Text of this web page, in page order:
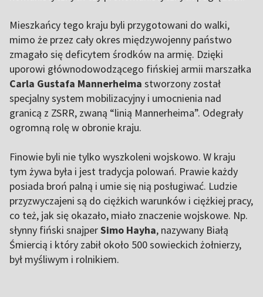
Mieszkańcy tego kraju byli przygotowani do walki,
mimo że przez cały okres międzywojenny państwo
zmagało się deficytem środków na armię. Dzięki
uporowi głównodowodzącego fińskiej armii marszałka
Carla Gustafa Mannerheima stworzony został
specjalny system mobilizacyjny i umocnienia nad
granicą z ZSRR, zwaną “linią Mannerheima”. Odegrały
ogromną rolę w obronie kraju.
Finowie byli nie tylko wyszkoleni wojskowo. W kraju
tym żywa była i jest tradycja polowań. Prawie każdy
posiada broń palną i umie się nią posługiwać. Ludzie
przyzwyczajeni są do ciężkich warunków i ciężkiej pracy,
co też, jak się okazało, miało znaczenie wojskowe. Np.
słynny fiński snajperSimo Hayha, nazywany Białą
Śmiercią i który zabił około 500 sowieckich żołnierzy,
był myśliwym i rolnikiem.